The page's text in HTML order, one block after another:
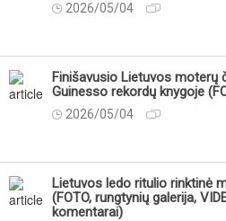
2026/05/04
Finišavusio Lietuvos moterų
Guinesso rekordų knygoje
2026/05/04
Lietuvos ledo ritulio rinktinė
(FOTO, rungtynių galerija,
komentarai)